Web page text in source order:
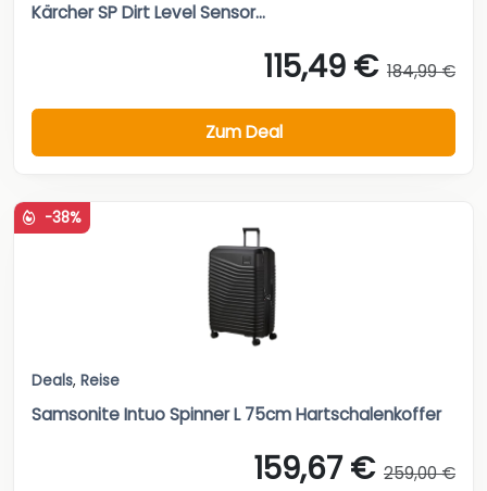
Kärcher SP Dirt Level Sensor...
115,49 € 184,99 €
Zum Deal
-38%
Deals, Reise
Samsonite Intuo Spinner L 75cm Hartschalenkoffer
159,67 € 259,00 €